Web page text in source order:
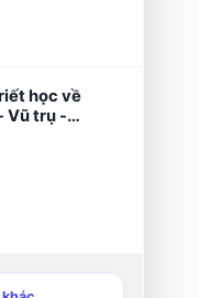
học về
Vũ trụ -